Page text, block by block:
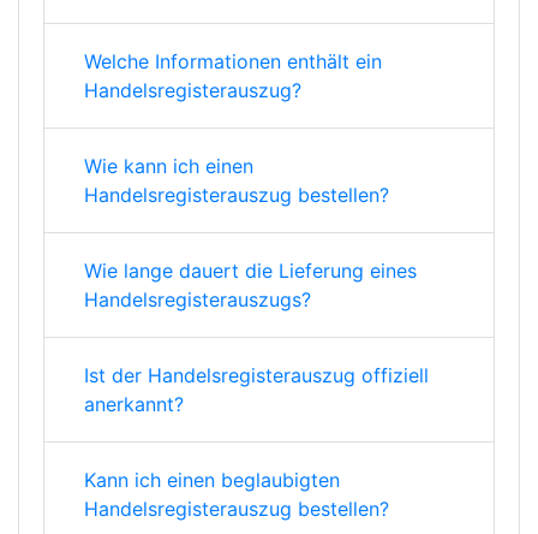
Welche Informationen enthält ein
Handelsregisterauszug?
Wie kann ich einen
Handelsregisterauszug bestellen?
Wie lange dauert die Lieferung eines
Handelsregisterauszugs?
Ist der Handelsregisterauszug offiziell
anerkannt?
Kann ich einen beglaubigten
Handelsregisterauszug bestellen?